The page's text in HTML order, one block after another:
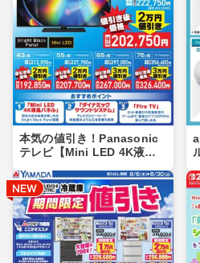
本気の値引き！Panasonic
テレビ【Mini LED 4K液